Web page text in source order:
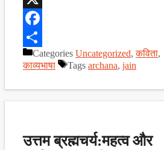
X
Facebook
ShareCategories Uncategorized,कविता,
काव्यभाषा
Tags archana, jain
उत्तम ब्रह्मचर्य:महत्व और